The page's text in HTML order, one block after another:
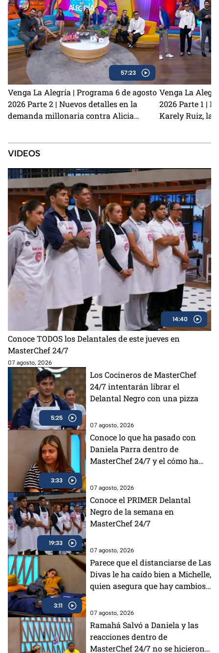
57:23
Venga La Alegría | Programa 6 de agosto
2026 Parte 2 | Nuevos detalles en la
demanda millonaria contra Alicia
2
Venga La
2026 Parte 1 |
Karely Ruiz, la
VIDEOS
14:40
Conoce TODOS los Delantales de este jueves en
MasterChef 24/7
07 agosto, 2026
5:25
Los Cocineros de MasterChef
24/7 intentarán librar el
Delantal Negro con una pizza
07 agosto, 2026
3:33
Conoce lo que ha pasado con
Daniela Parra dentro de
MasterChef 24/7 y el cómo ha
07 agosto, 2026
19:33
Conoce el PRIMER Delantal
Negro de la semana en
MasterChef 24/7
07 agosto, 2026
3:11
Parece que el distanciarse de Las
Divas le ha caído bien a Michelle,
quien asegura que hay cambios
MasterChef 24/7
07 agosto, 2026
Ramahá Salvó a Daniela y las
reacciones dentro de
MasterChef 24/7 no se hicieron